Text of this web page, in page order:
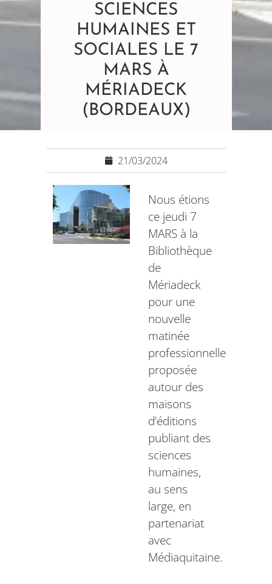
SCIENCES
HUMAINES ET
SOCIALES LE 7
MARS À
MÉRIADECK
(BORDEAUX)
21/03/2024
Nous étions
ce jeudi 7
MARS à la
Bibliothèque
de
Mériadeck
pour une
nouvelle
matinée
professionnelle
proposée
autour des
maisons
d’éditions
publiant des
sciences
humaines,
au sens
large, en
partenariat
avec
Médiaquitaine.